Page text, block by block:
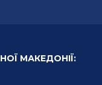
МАКЕДОНІЇ: